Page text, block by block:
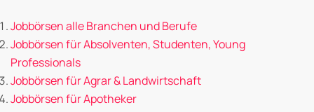
Jobbörsen alle Branchen und Berufe
Jobbörsen für Absolventen, Studenten, Young
Professionals
Jobbörsen für Agrar & Landwirtschaft
Jobbörsen für Apotheker